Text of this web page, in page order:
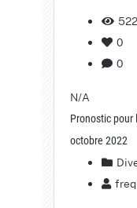
0
0
N/A
Pronostic pour
octobre 2022